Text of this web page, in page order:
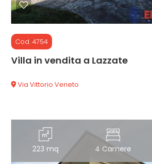
Cod. 4754
Villa in vendita a Lazzate
Via Vittorio Veneto
223 mq 4 Camere
Terreni
Prezzo
Totale